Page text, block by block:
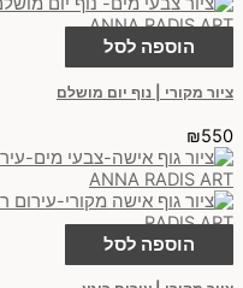
הוספה לסל
ציור מקורי | נוף יום מושלם
₪550
הוספה לסל